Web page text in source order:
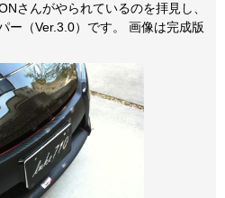
さんがやられているのを拝見し、
ー（Ver.3.0）です。 画像は完成版